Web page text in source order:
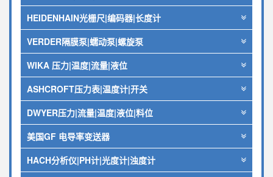
HEIDENHAIN光栅尺|编码器|长度计
VERDER隔膜泵|蠕动泵|螺旋泵
WIKA 压力|温度|流量|液位
ASHCROFT压力表|温度计|开关
DWYER压力|流量|温度|液位|料位
美国GF 电导率变送器
HACH分析仪|PH计|光度计|浊度计